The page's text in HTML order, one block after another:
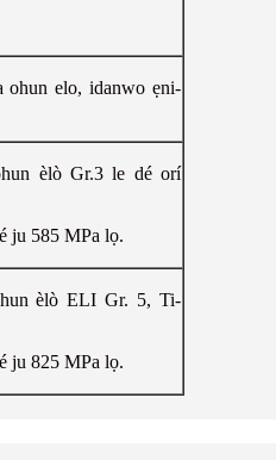
ohun elo, idanwo ẹni-
èlò Gr.3 le dé orí
ju 585 MPa lọ.
èlò ELI Gr. 5, Ti-
ju 825 MPa lọ.